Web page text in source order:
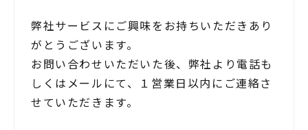
お役立ち資料一覧
お役立ち記事・コラム
弊社サービスにご興味をお持ちいただきあり
がとうございます。
お問い合わせいただいた後、弊社より電話も
しくはメールにて、１営業日以内にご連絡さ
せていただきます。